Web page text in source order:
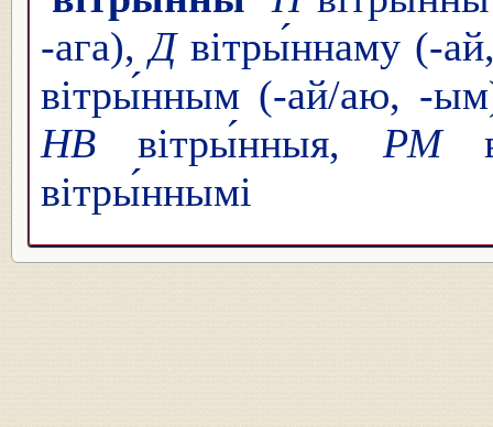
-ага),Двітры́ннаму (-
вітры́нным (-ай/аю, -
НВ вітры́нныя, РМ
вітры́ннымі